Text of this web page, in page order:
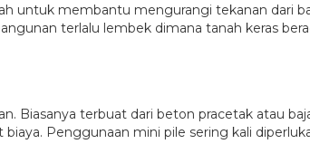
untuk membantu mengurangi tekanan dari
terlalu lembek dimana tanah keras
Biasanya terbuat dari beton pracetak atau
Penggunaan mini pile sering kali